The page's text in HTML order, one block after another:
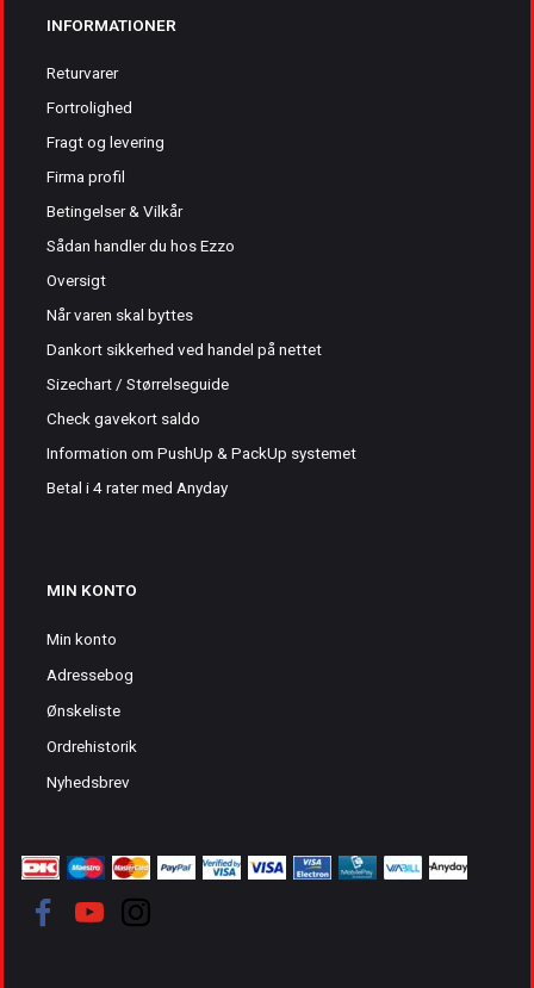
INFORMATIONER
Returvarer
Fortrolighed
Fragt og levering
Firma profil
Betingelser & Vilkår
Sådan handler du hos Ezzo
Oversigt
Når varen skal byttes
Dankort sikkerhed ved handel på nettet
Sizechart / Størrelseguide
Check gavekort saldo
Information om PushUp & PackUp systemet
Betal i 4 rater med Anyday
MIN KONTO
Min konto
Adressebog
Ønskeliste
Ordrehistorik
Nyhedsbrev